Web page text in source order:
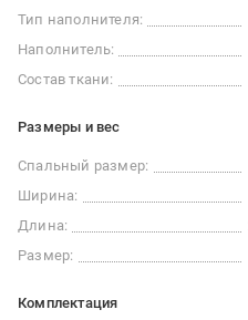
Тип наполнителя:
Наполнитель:
Состав ткани:
Размеры и вес
Спальный размер:
Ширина:
Длина:
Размер:
Комплектация